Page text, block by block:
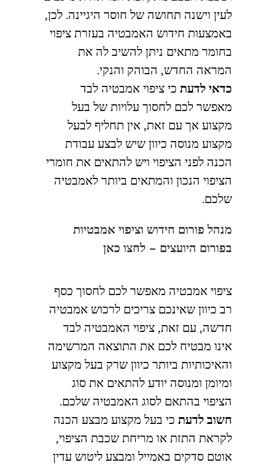
לעין וישנה תחושה של חוסר היגיינה. לכן,
באמצעות חידוש האמבטיה בעזרת ציפוי
בחומר מתאים ניתן להשיב לה את
המראה החדש, הבוהק והנקי.
כדאי לדעת כי ציפוי אמבטיה לבד
מאפשר לכם לחסוך עלויות של בעל
מקצוע אך עם זאת, אין תחליף לבעל
מקצוע מנוסה כיוון שיש לבצע עבודת
הכנה לפני הציפוי ויש להתאים את חומרי
הציפוי הנכון והמתאים ביותר לאמבטיה
שלכם.
מנהל פורום חידוש וציפוי אמבטיות
בפורום היועצים – לחצו כאן
ציפוי אמבטיה מאפשר לכם לחסוך כסף
רב כיוון שאינכם צריכים לרכוש אמבטיה
חדשה, עם זאת, ציפוי האמבטיה לבד
אינו מבטיח לכם את התוצאה המרשימה
והאיכותיות ביותר כיוון שרק בעל מקצוע
ומיומן ומנוסה יודע להתאים את סוג
הציפוי בהתאם לסוג האמבטיה שלכם.
חשוב לדעת כי בעל מקצוע מבצע הכנה
לקראת התזת או מריחת שכבת הציפוי,
אוטם סדקים באמייל ומבצע ליטוש עדין